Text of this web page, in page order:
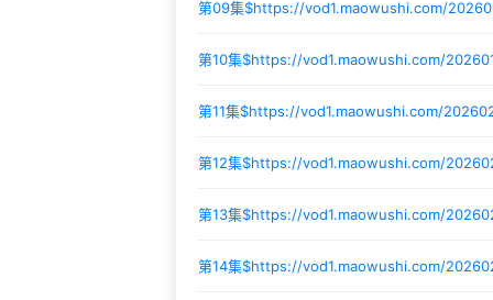
第09集$https://vod1.maowushi.com/
第10集$https://vod1.maowushi.com/
第11集$https://vod1.maowushi.com/
第12集$https://vod1.maowushi.com/
第13集$https://vod1.maowushi.com/
第14集$https://vod1.maowushi.com/